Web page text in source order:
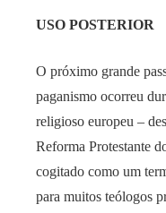
USO POSTERIOR
O próximo grande
paganismo ocorreu
religioso europeu –
Reforma Protestante
cogitado como um
para muitos teólogos